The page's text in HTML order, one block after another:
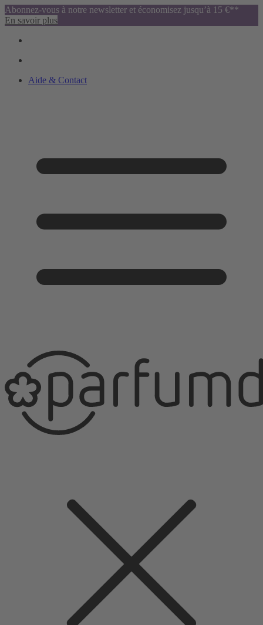
Abonnez-vous à notre newsletter et économisez jusqu’à 15 €**
En savoir plus
Aide & Contact